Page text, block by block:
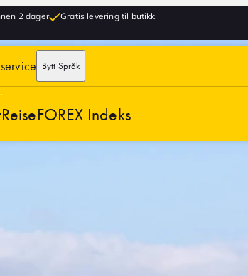
2 dager Gratis levering til butikk
Bytt Språk
ReiseFOREX Indeks